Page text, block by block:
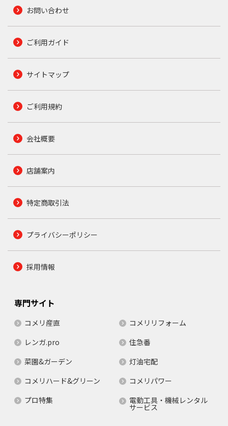
お問い合わせ
ご利用ガイド
サイトマップ
ご利用規約
会社概要
店舗案内
特定商取引法
プライバシーポリシー
採用情報
専門サイト
コメリ産直
コメリリフォーム
レンガ.pro
住急番
菜園&ガーデン
灯油宅配
コメリハード&グリーン
コメリパワー
プロ特集
電動工具・機械レンタル
サービス